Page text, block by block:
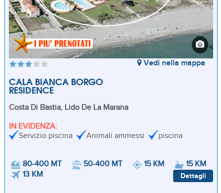
CALA BIANCA BORGO
RESIDENCE
Vedi nella mappa
Costa Di Bastia, Lido De La Marana
IN EVIDENZA:
Servizio piscina
Animali ammessi piscina
80-400 MT 50-400 MT 15 KM
15 KM
13 KM
Dettagli